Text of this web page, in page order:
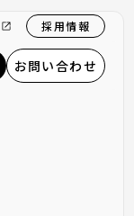
採用情報
お問い合わせ